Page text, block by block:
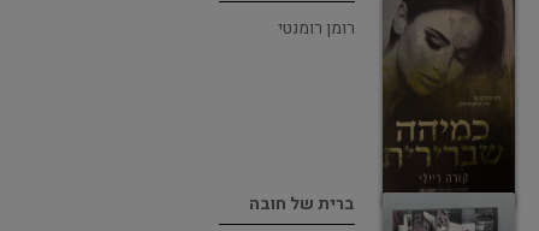
רומן רומנטי
ברית של חובה